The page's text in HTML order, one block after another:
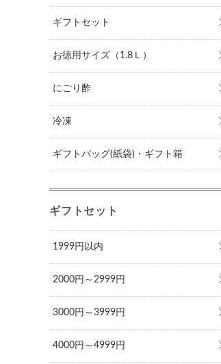
ギフトセット
お徳用サイズ（1.8Ｌ）
にごり酢
冷凍
ギフトバッグ(紙袋)・ギフト箱
ギフトセット
1999円以内
2000円～2999円
3000円～3999円
4000円～4999円